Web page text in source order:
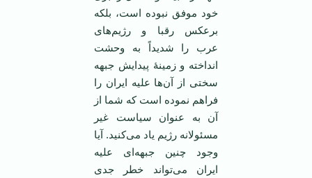
خود موفق نبوده است، بلکه
برعکس رقبا و رژیم‌های
عرب را شدیداً به وحشت
انداخته و زمینهٔ پیدایش جبهه
سختی از آن‌ها علیه ایران را
فراهم نموده است که شما از
آن به عنوان سیاست غیر
مسئولانه رژیم یاد می‌کنید. آیا
وجود چنین جبهه‌ای علیه
ایران می‌تواند خطر جدی